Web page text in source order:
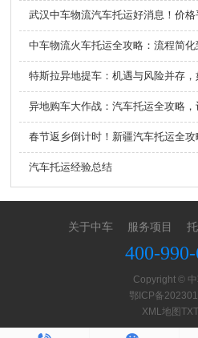
特斯拉异地提车：机遇与风险并存，
异地购车大作战：汽车托运全攻略，
汽车托运经验总结
关于中车 服务项目
400-
Copyright ©
鄂ICP备
XML地图